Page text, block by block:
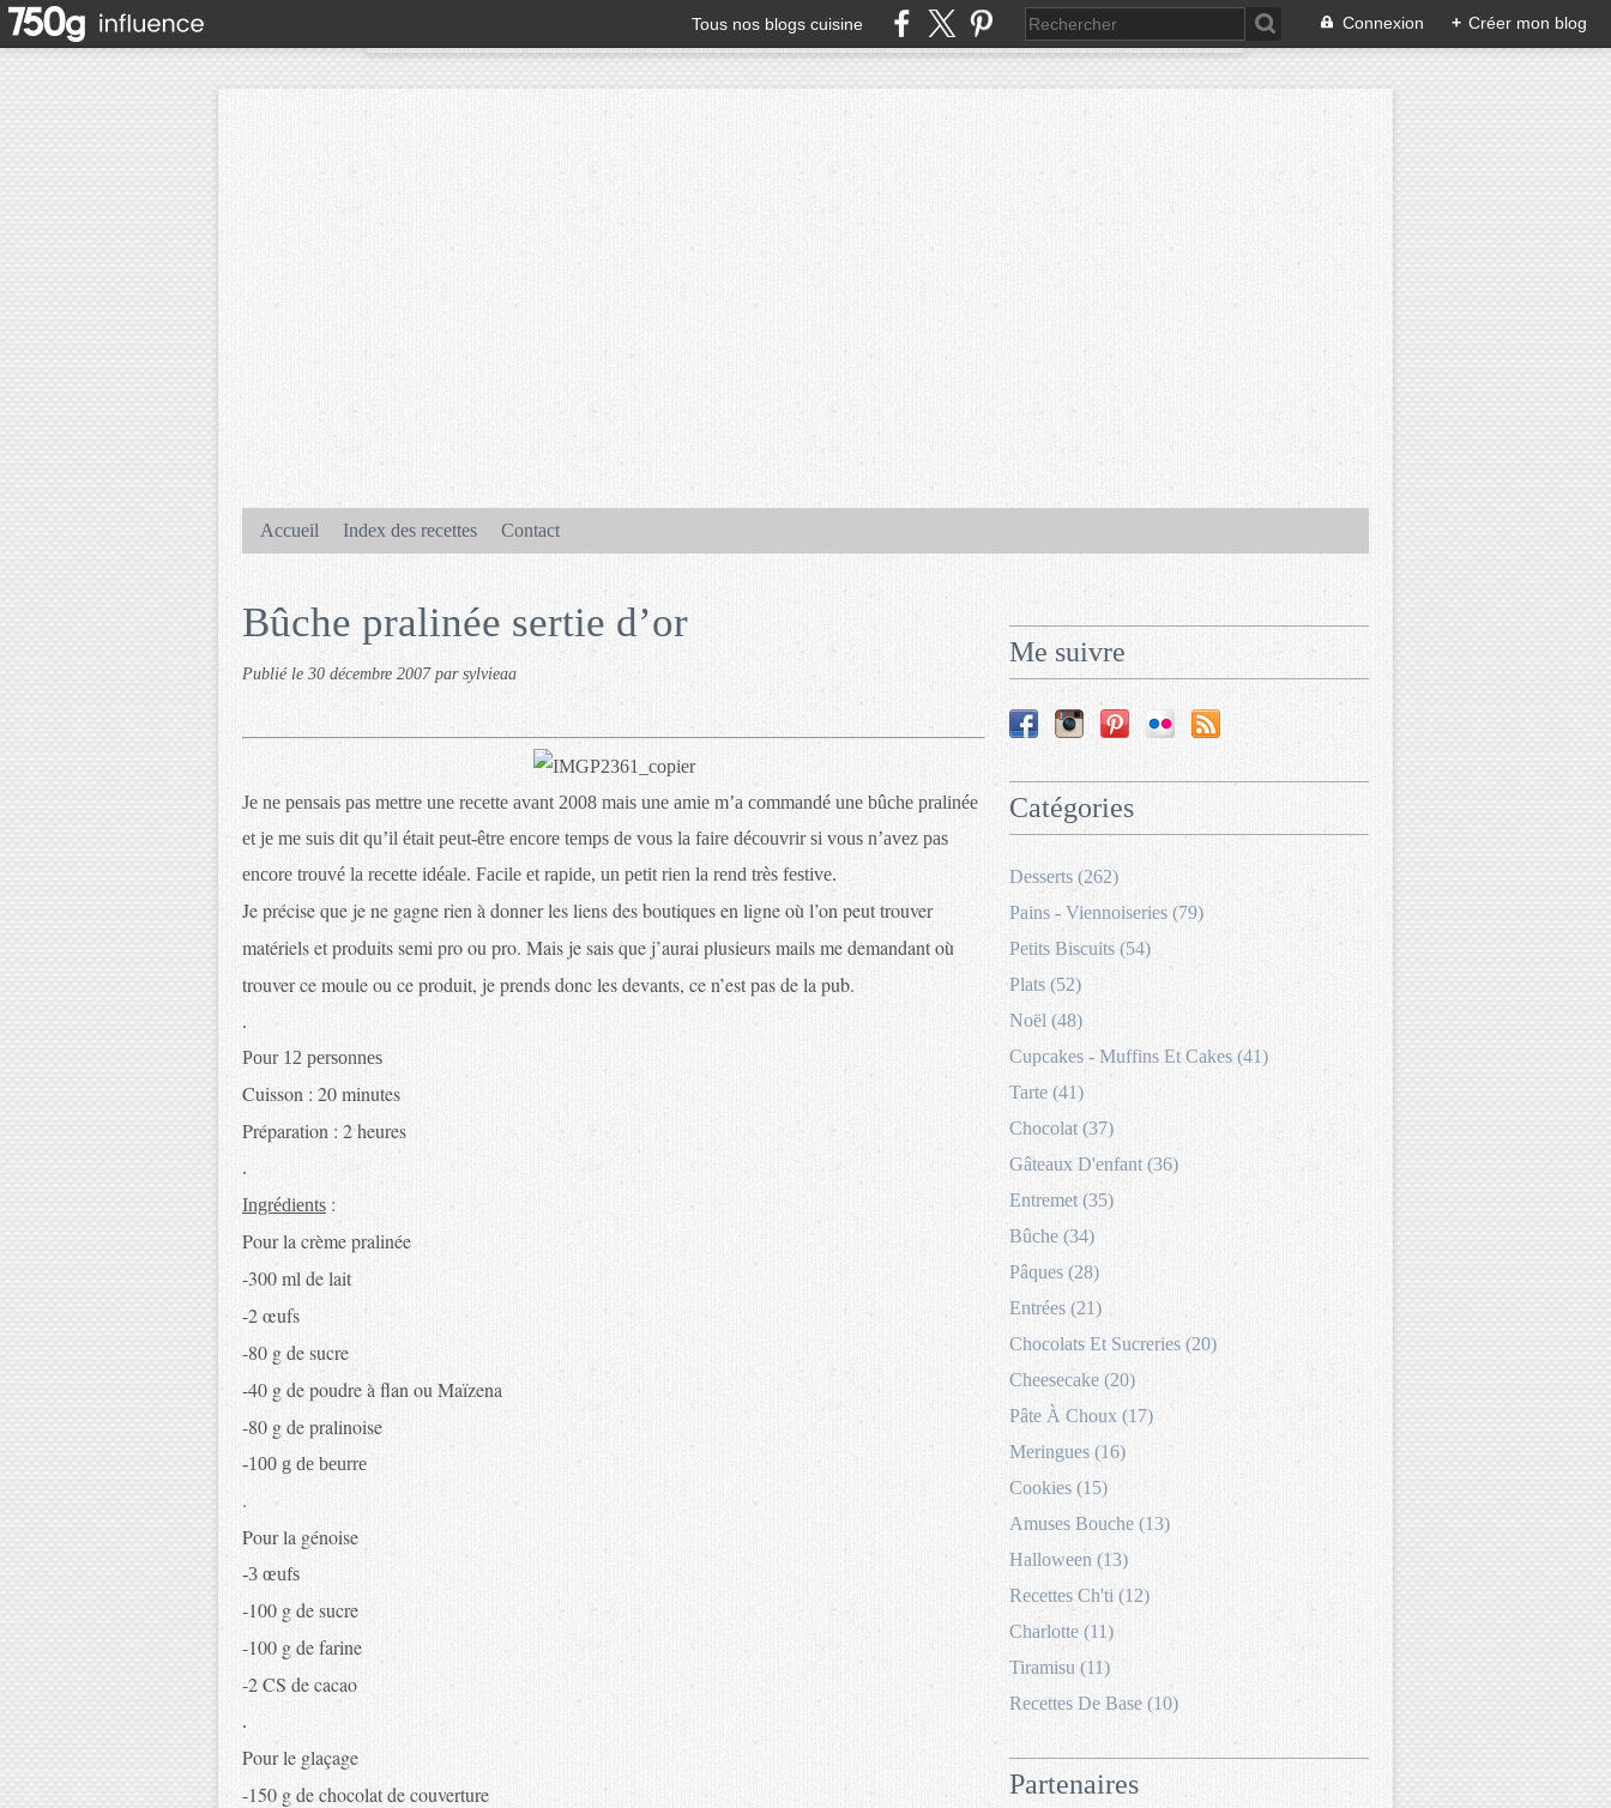
Tous nos blogs cuisine Connexion + Créer mon blog
Accueil Index des recettes Contact
Bûche pralinée sertie d’or
Publié le 30 décembre 2007par sylvieaa
Je ne pensais pas mettre une recette avant 2008 mais une amie m’a commandé une bûche pralinée
et je me suis dit qu’il était peut-être encore temps de vous la faire découvrir si vous n’avez pas
encore trouvé la recette idéale. Facile et rapide, un petit rien la rend très festive.
Je précise que je ne gagne rien à donner les liens des boutiques en ligne où l’on peut trouver
matériels et produits semi pro ou pro. Mais je sais que j’aurai plusieurs mails me demandant où
trouver ce moule ou ce produit, je prends donc les devants, ce n’est pas de la pub.
.
Pour 12 personnes
Cuisson : 20 minutes
Préparation : 2 heures
.
Ingrédients :
Pour la crème pralinée
-300 ml de lait
-2 œufs
-80 g de sucre
-40 g de poudre à flan ou Maïzena
-80 g de pralinoise
-100 g de beurre
.
Pour la génoise
-3 œufs
-100 g de sucre
-100 g de farine
-2 CS de cacao
.
Pour le glaçage
-150 g de chocolat de couverture
Me suivre
Catégories
Desserts (262)
Pains - Viennoiseries (79)
Petits Biscuits (54)
Plats (52)
Noël (48)
Cupcakes - Muffins Et Cakes (41)
Tarte (41)
Chocolat (37)
Gâteaux D'enfant (36)
Entremet (35)
Bûche (34)
Pâques (28)
Entrées (21)
Chocolats Et Sucreries (20)
Cheesecake (20)
Pâte À Choux (17)
Meringues (16)
Cookies (15)
Amuses Bouche (13)
Halloween (13)
Recettes Ch'ti (12)
Charlotte (11)
Tiramisu (11)
Recettes De Base (10)
Partenaires